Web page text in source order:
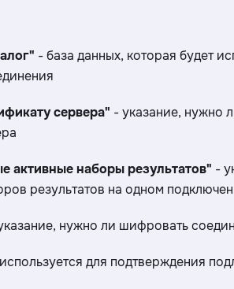
- база данных, которая будет
сервера" - указание, нужно
наборы результатов" -
результатов на одном
нужно ли шифровать
для подтверждения